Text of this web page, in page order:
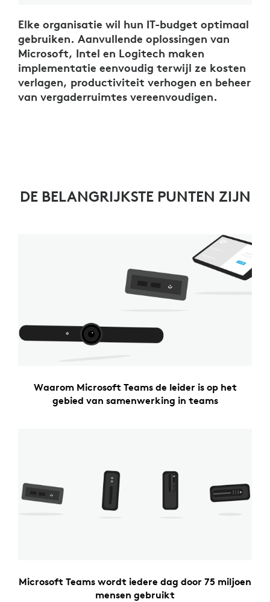
Elke organisatie wil hun IT-budget optimaal
gebruiken. Aanvullende oplossingen van
Microsoft, Intel en Logitech maken
implementatie eenvoudig terwijl ze kosten
verlagen, productiviteit verhogen en beheer
van vergaderruimtes vereenvoudigen.
DE BELANGRIJKSTE PUNTEN ZIJN
Waarom Microsoft Teams de leider is op het
gebied van samenwerking in teams
Microsoft Teams wordt iedere dag door 75 miljoen
mensen gebruikt